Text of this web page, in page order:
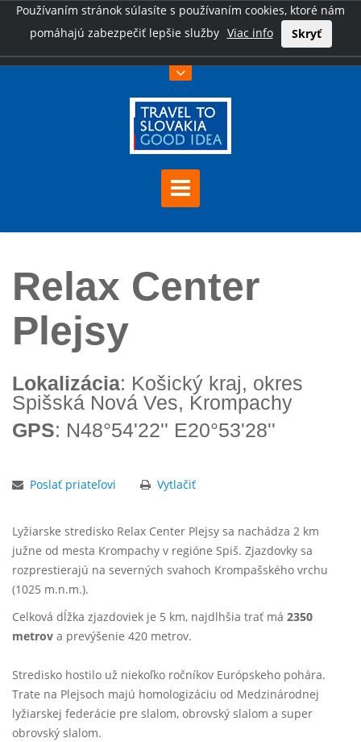
Používaním stránok súlasíte s používaním cookies, ktoré nám
pomáhajú zabezpečiť lepšie služby Viac info Skryť
Relax Center
Plejsy
Lokalizácia: Košický kraj, okres
Spišská Nová Ves, Krompachy
GPS: N48°54'22'' E20°53'28''
Poslať priateľovi Vytlačiť
Lyžiarske stredisko Relax Center Plejsy sa nachádza 2 km
južne od mesta Krompachy v regióne Spiš. Zjazdovky sa
rozprestierajú na severných svahoch Krompašského vrchu
(1025 m.n.m.).
Celková dĺžka zjazdoviek je 5 km, najdlhšia trať má 2350
metrov a prevýšenie 420 metrov.
Stredisko hostilo už niekoľko ročníkov Európskeho pohára.
Trate na Plejsoch majú homologizáciu od Medzinárodnej
lyžiarskej federácie pre slalom, obrovský slalom a super
obrovský slalom.